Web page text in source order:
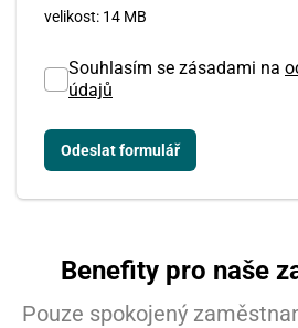
velikost: 14 MB
Souhlasím se zásadami na
údajů
Benefity pro naše
Pouze spokojený